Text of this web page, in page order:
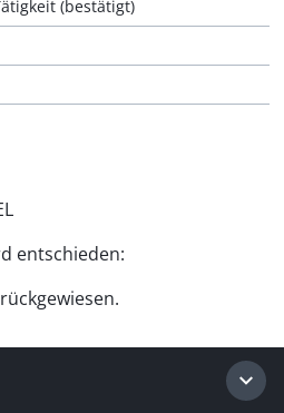
(bestätigt)
entschieden: